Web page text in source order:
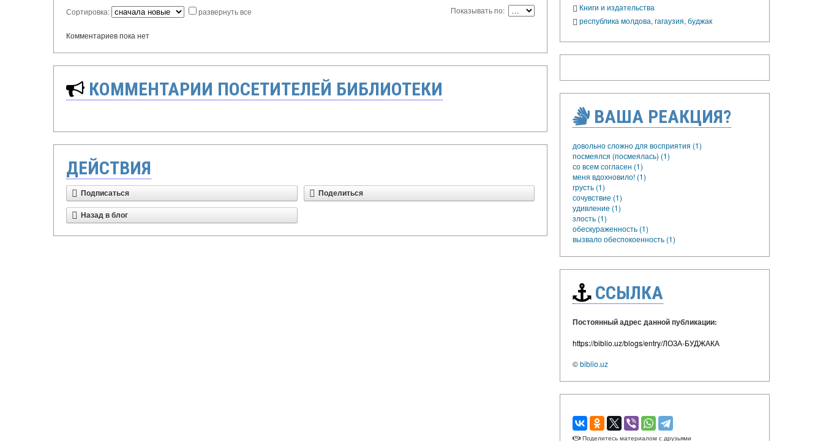
Сортировка: развернуть все Показывать по:
Комментариев пока нет
КОММЕНТАРИИ ПОСЕТИТЕЛЕЙ БИБЛИОТЕКИ
ДЕЙСТВИЯ
Подписаться Поделиться
Назад в блог
Книги и издательства
республика молдова, гагаузия, буджак
ВАША РЕАКЦИЯ?
довольно сложно для восприятия (1)
посмеялся (посмеялась) (1)
со всем согласен (1)
меня вдохновило! (1)
грусть (1)
сочувствие (1)
удивление (1)
злость (1)
обескураженность (1)
вызвало обеспокоенность (1)
ССЫЛКА
Постоянный адрес данной публикации:
https://biblio.uz/blogs/entry/ЛОЗА-БУДЖАКА
©biblio.uz
Поделитесь материалом с друзьями